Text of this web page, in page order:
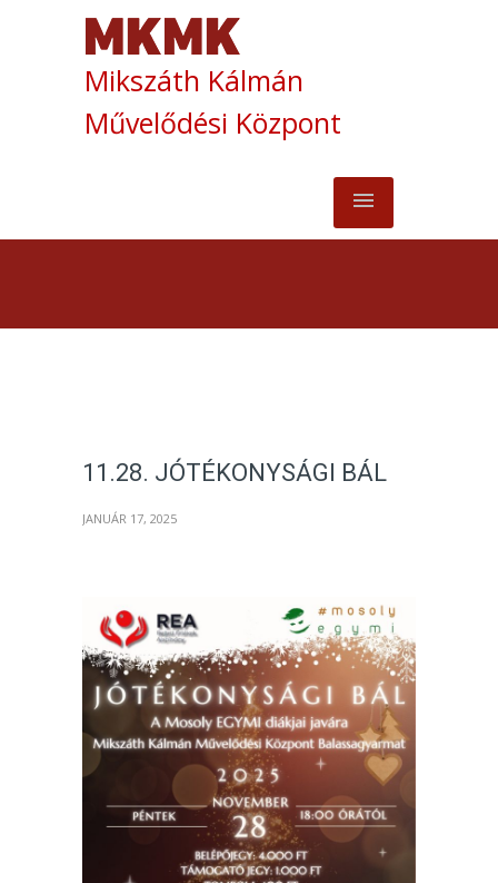
Mikszáth Kálmán
Művelődési Központ
11.28. JÓTÉKONYSÁGI BÁL
JANUÁR 17, 2025